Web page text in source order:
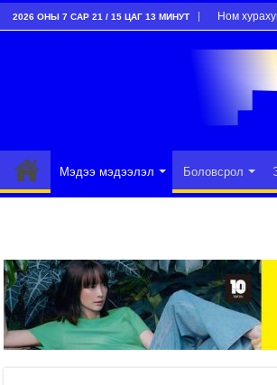
2026 ОНЫ 7 САР 21 / 15 ЦАГ 13 МИНУТ Ном
Мэдээ мэдээлэл Боловсрол